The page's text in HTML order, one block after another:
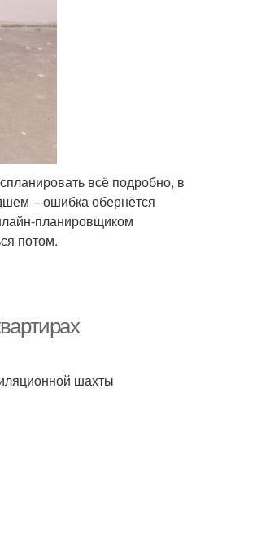
всё подробно, в
– ошибка обернётся
планировщиком
потом.
шахты